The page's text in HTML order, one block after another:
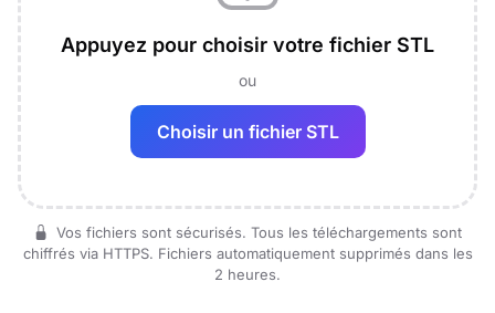
Appuyez pour choisir votre fichier STL
ou
Choisir un fichier STL
Vos fichiers sont sécurisés. Tous les téléchargements sont
chiffrés via HTTPS. Fichiers automatiquement supprimés dans les
2 heures.